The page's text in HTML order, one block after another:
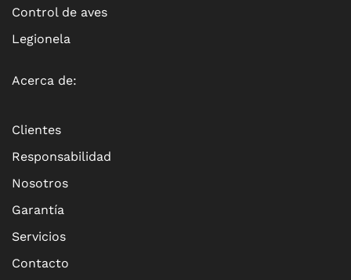
Control de aves
Legionela
Acerca de:
Clientes
Responsabilidad
Nosotros
Garantía
Servicios
Contacto